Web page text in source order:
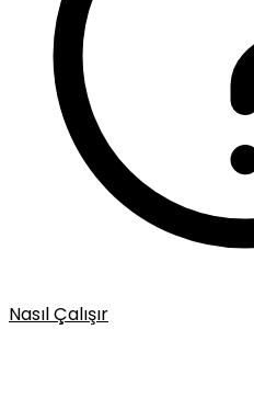
Nasıl Çalışır